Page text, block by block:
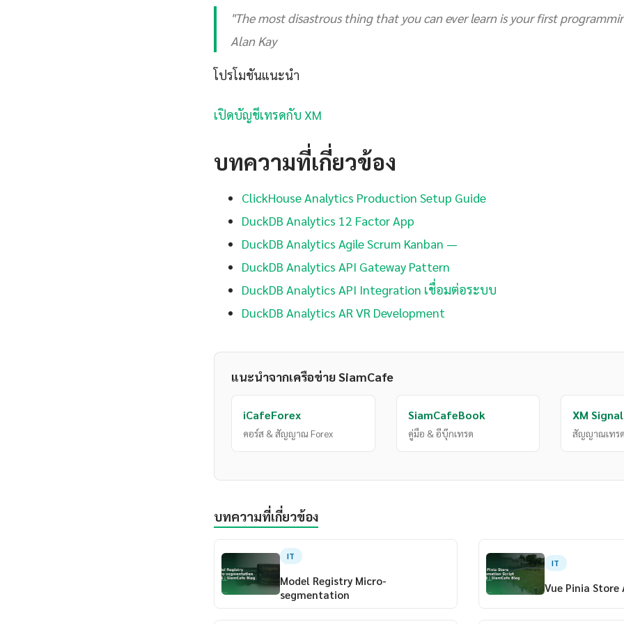
"The most disastrous thing that you can ever learn is your first
Alan Kay
โปรโมชันแนะนำ
เปิดบัญชีเทรดกับ XM
บทความที่เกี่ยวข้อง
ClickHouse Analytics Production Setup Guide
DuckDB Analytics 12 Factor App
DuckDB Analytics Agile Scrum Kanban —
DuckDB Analytics API Gateway Pattern
DuckDB Analytics API Integration เชื่อมต่อระบบ
DuckDB Analytics AR VR Development
แนะนำจากเครือข่าย SiamCafe
iCafeForex
คอร์ส & สัญญาณ Forex
SiamCafeBook
คู่มือ & อีบุ๊กเทรด
XM Signal
สัญญาณเทร
บทความที่เกี่ยวข้อง
IT
Model Registry Micro-
segmentation
IT
Vue Pinia